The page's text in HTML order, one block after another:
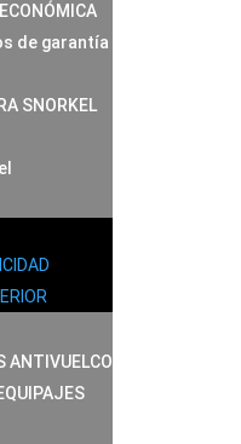
de garantía
SNORKEL
ANTIVUELCO